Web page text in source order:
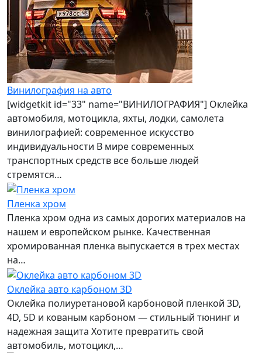
Винилография на авто
[widgetkit id="33" name="ВИНИЛОГРАФИЯ"] Оклейка
автомобиля, мотоцикла, яхты, лодки, самолета
винилографией: современное искусство
индивидуальности В мире современных
транспортных средств все больше людей
стремятся…
Пленка хром
Пленка хром одна из самых дорогих материалов на
нашем и европейском рынке. Качественная
хромированная пленка выпускается в трех местах
на…
Оклейка авто карбоном 3D
Оклейка полиуретановой карбоновой пленкой 3D,
4D, 5D и кованым карбоном — стильный тюнинг и
надежная защита Хотите превратить свой
автомобиль, мотоцикл,…